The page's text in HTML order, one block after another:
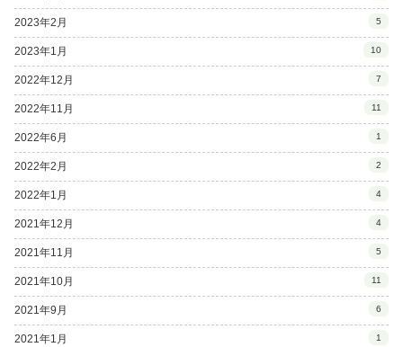
2023年2月 5
2023年1月 10
2022年12月 7
2022年11月 11
2022年6月 1
2022年2月 2
2022年1月 4
2021年12月 4
2021年11月 5
2021年10月 11
2021年9月 6
2021年1月 1